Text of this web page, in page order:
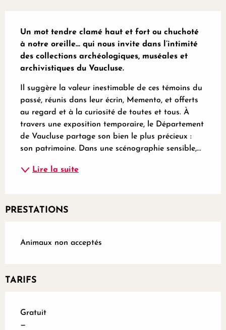
Un mot tendre clamé haut et fort ou chuchoté
à notre oreille... qui nous invite dans l’intimité
des collections archéologiques, muséales et
archivistiques du Vaucluse.
Il suggère la valeur inestimable de ces témoins du
passé, réunis dans leur écrin, Memento, et offerts
au regard et à la curiosité de toutes et tous. À
travers une exposition temporaire, le Département
de Vaucluse partage son bien le plus précieux :
son patrimoine. Dans une scénographie sensible,...
Lire la suite
PRESTATIONS
Animaux non acceptés
TARIFS
Gratuit
—